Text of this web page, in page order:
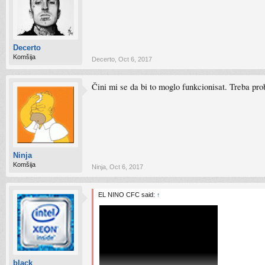
Decerto
Komšija Decerto Oct 6, 2017
Ninja
Komšija
Čini mi se da bi to moglo funkcionisat. Treba
Ninja Oct 6, 2017
black
EL NINO CFC said: ↑